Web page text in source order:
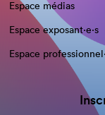
Espace médias
Espace exposant·e⋅s
Espace